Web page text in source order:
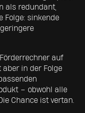
als redundant,
Folge: sinkende
auf
aber in der Folge
– obwohl alle
Chance ist vertan.